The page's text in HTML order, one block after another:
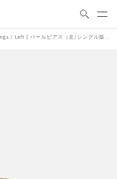
/ Left | パールピアス（左/シングル販売）